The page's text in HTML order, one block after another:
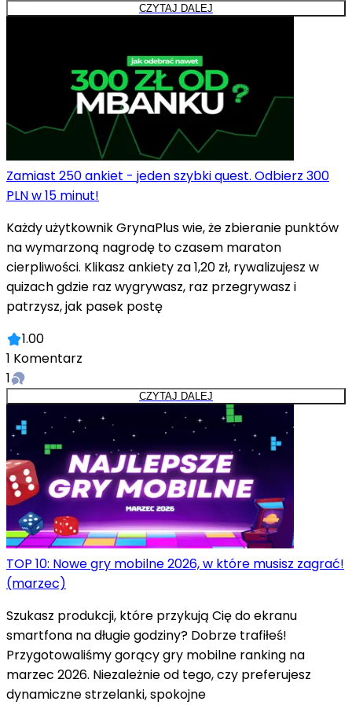
CZYTAJ DALEJ
Zamiast 250 ankiet - jeden szybki quest. Odbierz 300
PLN w 15 minut!
Każdy użytkownik GrynaPlus wie, że zbieranie punktów
na wymarzoną nagrodę to czasem maraton
cierpliwości. Klikasz ankiety za 1,20 zł, rywalizujesz w
quizach gdzie raz wygrywasz, raz przegrywasz i
patrzysz, jak pasek postę
1.00
1 Komentarz
1
CZYTAJ DALEJ
TOP 10: Nowe gry mobilne 2026, w które musisz zagrać!
(marzec)
Szukasz produkcji, które przykują Cię do ekranu
smartfona na długie godziny? Dobrze trafiłeś!
Przygotowaliśmy gorący gry mobilne ranking na
marzec 2026. Niezależnie od tego, czy preferujesz
dynamiczne strzelanki, spokojne